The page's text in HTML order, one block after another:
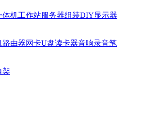
体机工作站服务器组装DIY显示器
路由器网卡U盘读卡器音响录音笔
架